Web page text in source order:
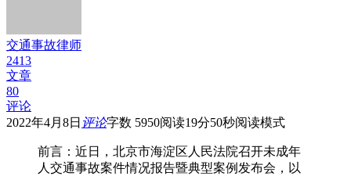
交通事故律师
2413
文章
80
评论
2022年4月8日 评论字数 5950阅读19分50秒阅读模式
前言：近日，北京市海淀区人民法院召开未成年
人交通事故案件情况报告暨典型案例发布会，以